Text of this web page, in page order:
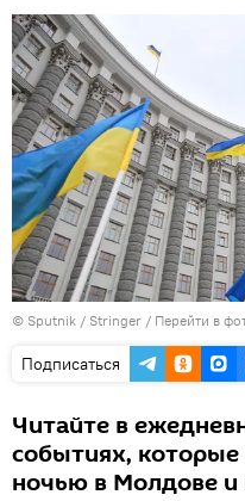
© Sputnik / Stringer / Перейти в
Подписаться
Читайте в
событиях,
ночью в Молдове и